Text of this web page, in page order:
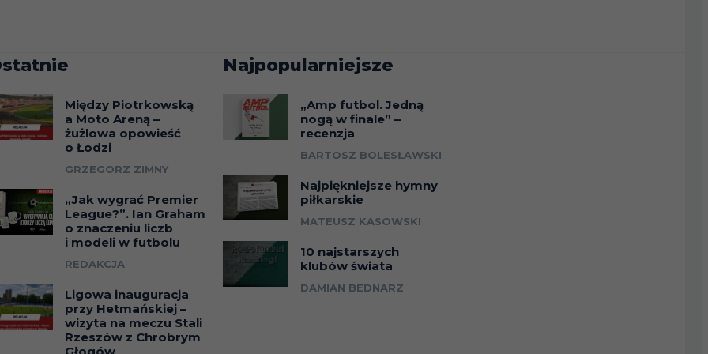
Między Piotrkowską
a Moto Areną –
żużlowa opowieść
o Łodzi
GRZEGORZ ZIMNY
„Jak wygrać Premier
League?”. Ian Graham
o znaczeniu liczb
i modeli w futbolu
REDAKCJA
Ligowa inauguracja
przy Hetmańskiej –
wizyta na meczu Stali
Rzeszów z Chrobrym
Głogów
Najpopularniejsze
„Amp futbol. Jedną
nogą w finale” –
recenzja
BARTOSZ BOLESŁAWSKI
Najpiękniejsze hymny
piłkarskie
MATEUSZ KASOWSKI
10 najstarszych
klubów świata
DAMIAN BEDNARZ